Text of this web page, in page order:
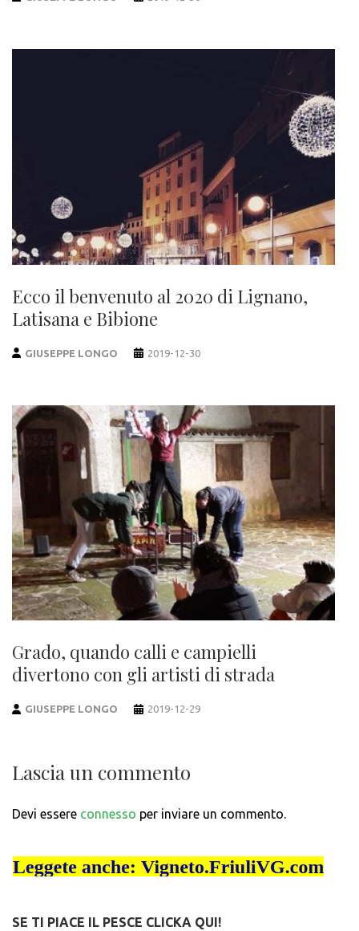
Ecco il benvenuto al 2020 di Lignano,
Latisana e Bibione
GIUSEPPE LONGO 2019-12-30
Grado, quando calli e campielli
divertono con gli artisti di strada
GIUSEPPE LONGO 2019-12-29
Lascia un commento
Devi essere connesso per inviare un commento.
SE TI PIACE IL PESCE CLICKA QUI!